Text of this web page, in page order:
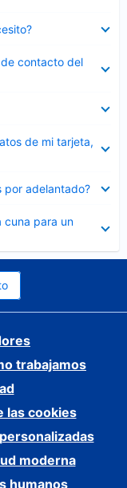
contacto del
de mi tarjeta,
por adelantado?
cuna para un
trabajamos
las cookies
moderna
humanos